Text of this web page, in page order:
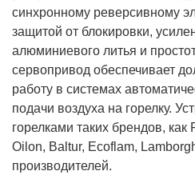
синхронному реверсивному
защитой от блокировки,
алюминиевого литья и
сервопривод обеспечивает
работу в системах
подачи воздуха на горелку.
горелками таких брендов,
Oilon, Baltur, Ecoflam,
производителей.